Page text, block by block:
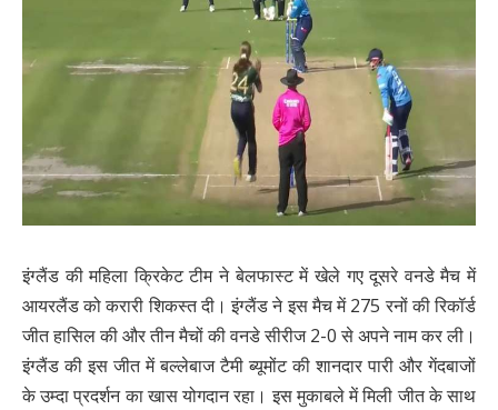
इंग्लैंड की महिला क्रिकेट टीम ने बेलफास्ट में खेले गए दूसरे वनडे मैच में
आयरलैंड को करारी शिकस्त दी। इंग्लैंड ने इस मैच में 275 रनों की रिकॉर्ड
जीत हासिल की और तीन मैचों की वनडे सीरीज 2-0 से अपने नाम कर ली।
इंग्लैंड की इस जीत में बल्लेबाज टैमी ब्यूमोंट की शानदार पारी और गेंदबाजों
के उम्दा प्रदर्शन का खास योगदान रहा। इस मुकाबले में मिली जीत के साथ